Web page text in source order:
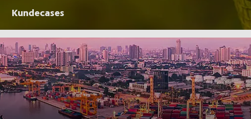
Kundecases